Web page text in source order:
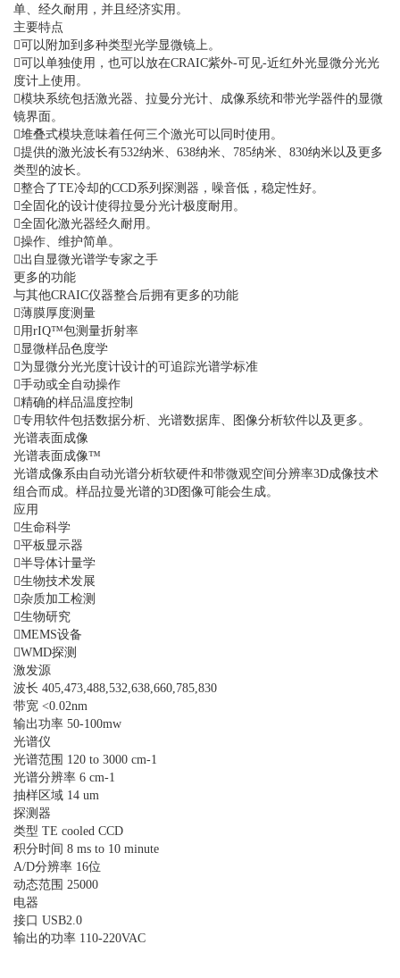
单、经久耐用，并且经济实用。
主要特点
可以附加到多种类型光学显微镜上。
可以单独使用，也可以放在CRAIC紫外-可见-近红外光显微分光光
度计上使用。
模块系统包括激光器、拉曼分光计、成像系统和带光学器件的显微
镜界面。
堆叠式模块意味着任何三个激光可以同时使用。
提供的激光波长有532纳米、638纳米、785纳米、830纳米以及更多
类型的波长。
整合了TE冷却的CCD系列探测器，噪音低，稳定性好。
全固化的设计使得拉曼分光计极度耐用。
全固化激光器经久耐用。
操作、维护简单。
出自显微光谱学专家之手
更多的功能
与其他CRAIC仪器整合后拥有更多的功能
薄膜厚度测量
用rIQ™包测量折射率
显微样品色度学
为显微分光光度计设计的可追踪光谱学标准
手动或全自动操作
精确的样品温度控制
专用软件包括数据分析、光谱数据库、图像分析软件以及更多。
光谱表面成像
光谱表面成像™
光谱成像系由自动光谱分析软硬件和带微观空间分辨率3D成像技术
组合而成。样品拉曼光谱的3D图像可能会生成。
应用
生命科学
平板显示器
半导体计量学
生物技术发展
杂质加工检测
生物研究
MEMS设备
WMD探测
激发源
波长 405,473,488,532,638,660,785,830
带宽 <0.02nm
输出功率 50-100mw
光谱仪
光谱范围 120 to 3000 cm-1
光谱分辨率 6 cm-1
抽样区域 14 um
探测器
类型 TE cooled CCD
积分时间 8 ms to 10 minute
A/D分辨率 16位
动态范围 25000
电器
接口 USB2.0
输出的功率 110-220VAC